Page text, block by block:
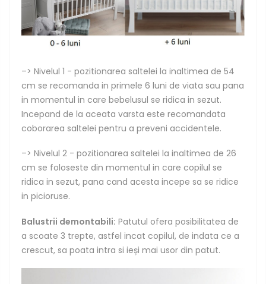
–> Nivelul 1 - pozitionarea saltelei la inaltimea de 54
cm se recomanda in primele 6 luni de viata sau pana
in momentul in care bebelusul se ridica in sezut.
Incepand de la aceata varsta este recomandata
coborarea saltelei pentru a preveni accidentele.
–> Nivelul 2 - pozitionarea saltelei la inaltimea de 26
cm se foloseste din momentul in care copilul se
ridica in sezut, pana cand acesta incepe sa se ridice
in picioruse.
Balustrii demontabili: Patutul ofera posibilitatea de
a scoate 3 trepte, astfel incat copilul, de indata ce a
crescut, sa poata intra si ieși mai usor din patut.